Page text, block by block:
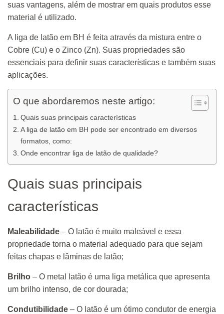
suas vantagens, além de mostrar em quais produtos esse
material é utilizado.
A liga de latão em BH é feita através da mistura entre o
Cobre (Cu) e o Zinco (Zn). Suas propriedades são
essenciais para definir suas características e também suas
aplicações.
O que abordaremos neste artigo:
Quais suas principais características
A liga de latão em BH pode ser encontrado em diversos
formatos, como:
Onde encontrar liga de latão de qualidade?
Quais suas principais
características
Maleabilidade – O latão é muito maleável e essa
propriedade torna o material adequado para que sejam
feitas chapas e lâminas de latão;
Brilho – O metal latão é uma liga metálica que apresenta
um brilho intenso, de cor dourada;
Condutibilidade – O latão é um ótimo condutor de energia